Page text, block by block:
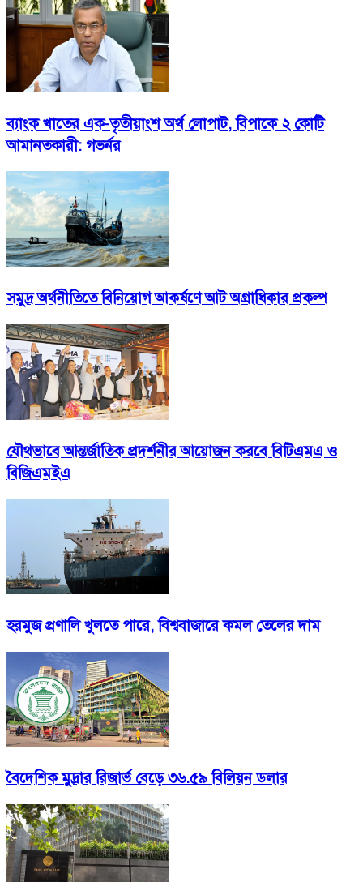
ব্যাংক খাতের এক-তৃতীয়াংশ অর্থ লোপাট, বিপাকে ২ কোটি
আমানতকারী: গভর্নর
সমুদ্র অর্থনীতিতে বিনিয়োগ আকর্ষণে আট অগ্রাধিকার প্রকল্প
যৌথভাবে আন্তর্জাতিক প্রদর্শনীর আয়োজন করবে বিটিএমএ ও
বিজিএমইএ
হরমুজ প্রণালি খুলতে পারে, বিশ্ববাজারে কমল তেলের দাম
বৈদেশিক মুদ্রার রিজার্ভ বেড়ে ৩৬.৫৯ বিলিয়ন ডলার